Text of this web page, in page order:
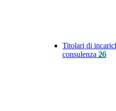
Titolari di
consulenza 26